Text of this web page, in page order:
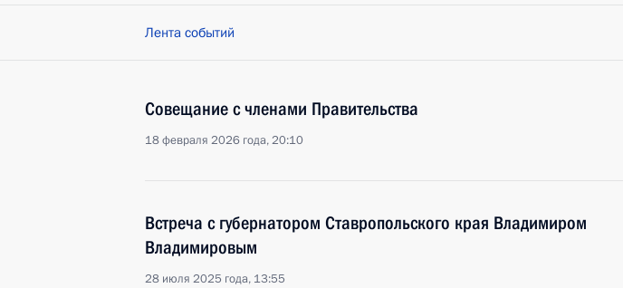
Лента событий
Совещание с членами Правительства
18 февраля 2026 года, 20:10
Встреча с губернатором Ставропольского края Владимиром
Владимировым
28 июля 2025 года, 13:55